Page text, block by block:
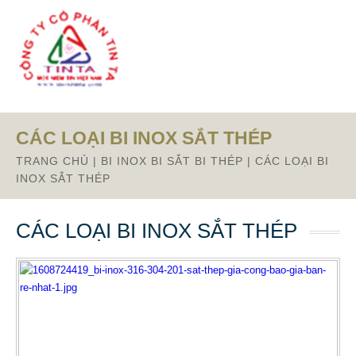
From this section downward is Zalo source code
CÁC LOẠI BI INOX SẮT THÉP
TRANG CHỦ | BI INOX BI SẮT BI THÉP | CÁC LOẠI BI
INOX SẮT THÉP
CÁC LOẠI BI INOX SẮT THÉP